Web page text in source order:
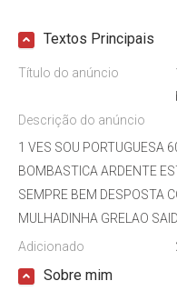
Textos Principais
Título do anúncio
Descrição do anúncio
1 VES SOU PORTUGUESA
BOMBASTICA ARDENTE
SEMPRE BEM DESPOSTA
MULHADINHA GRELAO
Adicionado
Sobre mim